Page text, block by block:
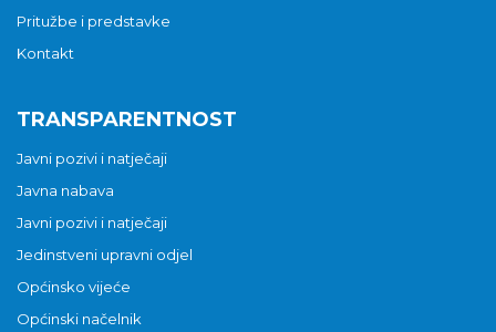
Pritužbe i predstavke
Kontakt
TRANSPARENTNOST
Javni pozivi i natječaji
Javna nabava
Javni pozivi i natječaji
Jedinstveni upravni odjel
Općinsko vijeće
Općinski načelnik